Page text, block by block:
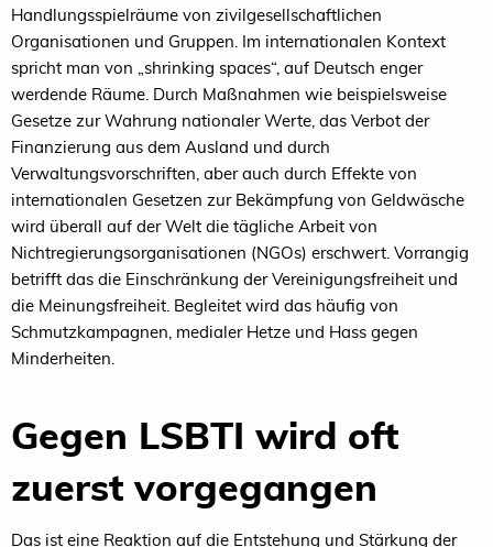
Handlungsspielräume von zivilgesellschaftlichen
Organisationen und Gruppen. Im internationalen Kontext
spricht man von „shrinking spaces“, auf Deutsch enger
werdende Räume. Durch Maßnahmen wie beispielsweise
Gesetze zur Wahrung nationaler Werte, das Verbot der
Finanzierung aus dem Ausland und durch
Verwaltungsvorschriften, aber auch durch Effekte von
internationalen Gesetzen zur Bekämpfung von Geldwäsche
wird überall auf der Welt die tägliche Arbeit von
Nichtregierungsorganisationen (NGOs) erschwert. Vorrangig
betrifft das die Einschränkung der Vereinigungsfreiheit und
die Meinungsfreiheit. Begleitet wird das häufig von
Schmutzkampagnen, medialer Hetze und Hass gegen
Minderheiten.
Gegen LSBTI wird oft
zuerst vorgegangen
Das ist eine Reaktion auf die Entstehung und Stärkung der